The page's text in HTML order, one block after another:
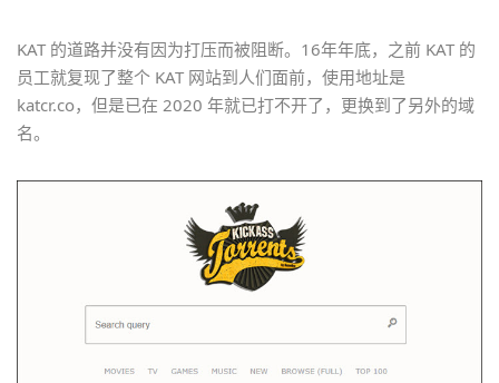
KAT 的道路并没有因为打压而被阻断。16年年底，之前 KAT 的
员工就复现了整个 KAT 网站到人们面前，使用地址是
katcr.co，但是已在 2020 年就已打不开了，更换到了另外的域
名。